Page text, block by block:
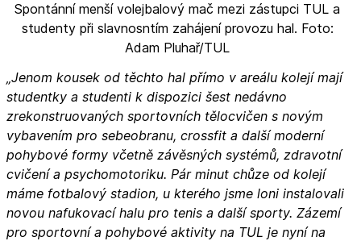
Spontánní menší volejbalový mač mezi zástupci TUL a
studenty při slavnosntím zahájení provozu hal. Foto:
Adam Pluhař/TUL
„Jenom kousek od těchto hal přímo v areálu kolejí mají
studentky a studenti k dispozici šest nedávno
zrekonstruovaných sportovních tělocvičen s novým
vybavením pro sebeobranu, crossfit a další moderní
pohybové formy včetně závěsných systémů, zdravotní
cvičení a psychomotoriku. Pár minut chůze od kolejí
máme fotbalový stadion, u kterého jsme loni instalovali
novou nafukovací halu pro tenis a další sporty. Zázemí
pro sportovní a pohybové aktivity na TUL je nyní na